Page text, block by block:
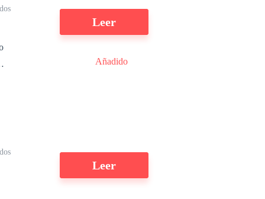
Leer
Añadido
Leer